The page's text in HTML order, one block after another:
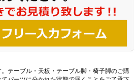
テーブル・天板・テーブル脚・椅子脚のご購